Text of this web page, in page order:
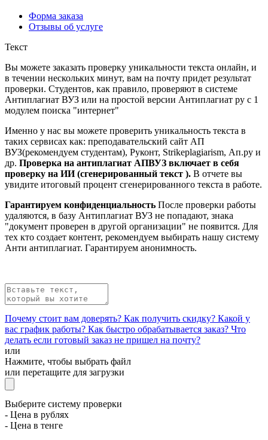
Форма заказа
Отзывы об услуге
Текст
Вы можете заказать проверку уникальности текста онлайн, и
в течении нескольких минут, вам на почту придет результат
проверки. Студентов, как правило, проверяют в системе
Антиплагиат ВУЗ или на простой версии Антиплагиат ру с 1
модулем поиска "интернет"
Именно у нас вы можете проверить уникальность текста в
таких сервисах как: преподавательский сайт АП
ВУЗ(рекомендуем студентам), Руконт, Strikeplagiarism, Ап.ру и
др. Проверка на антиплагиат АПВУЗ включает в себя
проверку на ИИ (сгенерированный текст ). В отчете вы
увидите итоговый процент сгенерированного текста в работе.
Гарантируем конфиденциальность После проверки работы
удаляются, в базу Антиплагиат ВУЗ не попадают, знака
"документ проверен в другой организации" не появится. Для
тех кто создает контент, рекомендуем выбирать нашу систему
Анти антиплагиат. Гарантируем анонимность.
Почему стоит вам доверять? Как получить скидку? Какой у
вас график работы? Как быстро обрабатывается заказ? Что
делать если готовый заказ не пришел на почту?
или
Нажмите, чтобы выбрать файл
или перетащите для загрузки
Выберите систему проверки
- Цена в рублях
- Цена в тенге